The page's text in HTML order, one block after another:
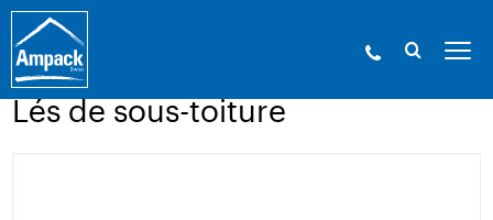
Ampack - Les experts de l’enveloppe du bâtiment. Depuis
1946.»Produits Lés de sous-toiture
Lés de sous-toiture